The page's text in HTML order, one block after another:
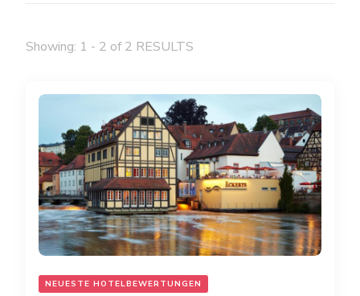
Showing: 1 - 2 of 2 RESULTS
NEUESTE HOTELBEWERTUNGEN